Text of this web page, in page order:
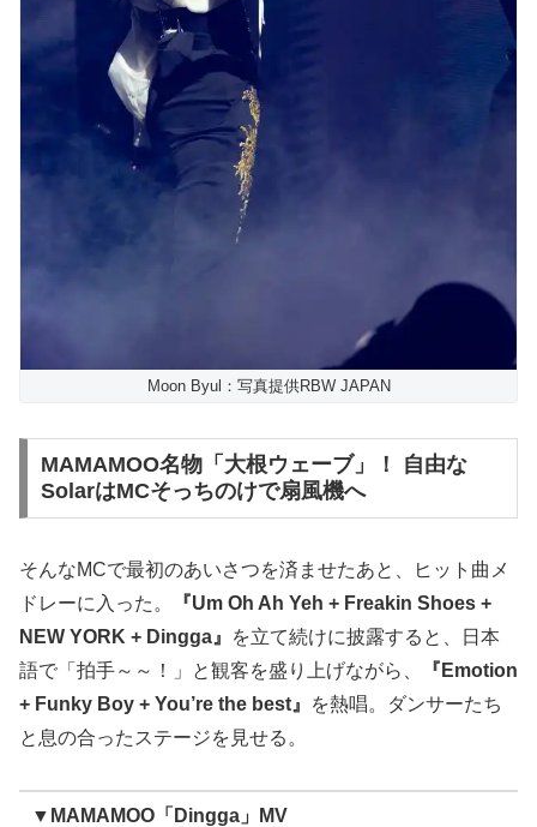
Moon Byul：写真提供RBW JAPAN
MAMAMOO名物「大根ウェーブ」！ 自由な
SolarはMCそっちのけで扇風機へ
そんなMCで最初のあいさつを済ませたあと、ヒット曲メ
ドレーに入った。
『Um Oh Ah Yeh + Freakin Shoes +
NEW YORK + Dingga』
を立て続けに披露すると、日本
語で「拍手～～！」と観客を盛り上げながら、
『Emotion
+ Funky Boy + You’re the best』
を熱唱。ダンサーたち
と息の合ったステージを見せる。
▼MAMAMOO「Dingga」MV